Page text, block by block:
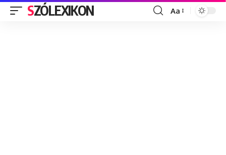
SZÓLEXIKON
Font
Aa